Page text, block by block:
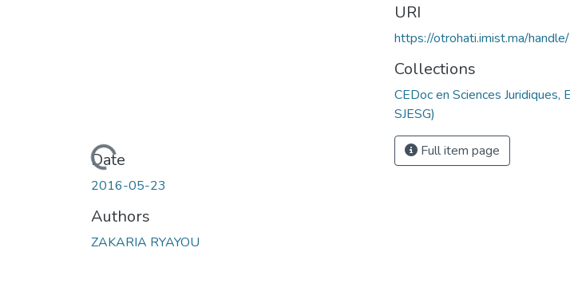
Loading...
Date
2016-05-23
Authors
ZAKARIA RYAYOU
URI
https://otrohati.imist.ma/
Collections
CEDoc en Sciences
SJESG)
Full item page